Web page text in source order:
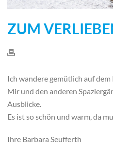
ZUM
Ich wandere gemütlich auf dem
Mir und den anderen
Ausblicke.
Es ist so schön und warm, da
Ihre Barbara Seufferth